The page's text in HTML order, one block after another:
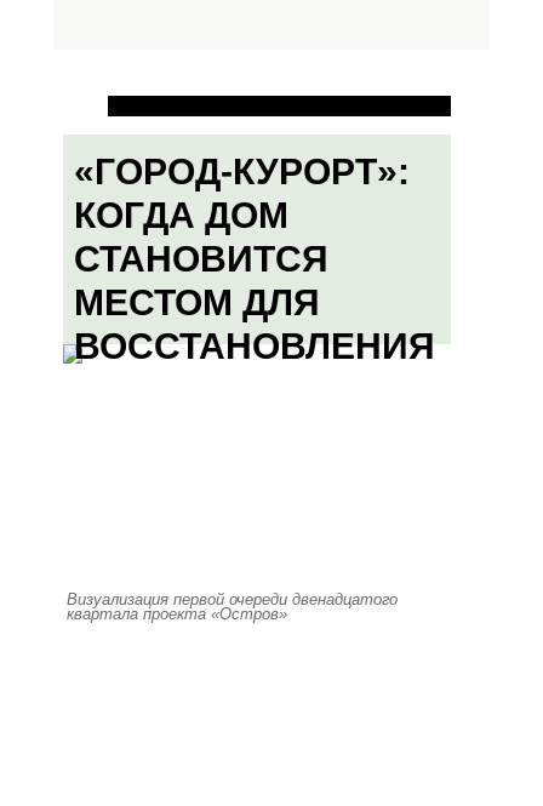
«ГОРОД-КУРОРТ»:
КОГДА ДОМ
СТАНОВИТСЯ
МЕСТОМ ДЛЯ
ВОССТАНОВЛЕНИЯ
Визуализация первой очереди двенадцатого
квартала проекта «Остров»